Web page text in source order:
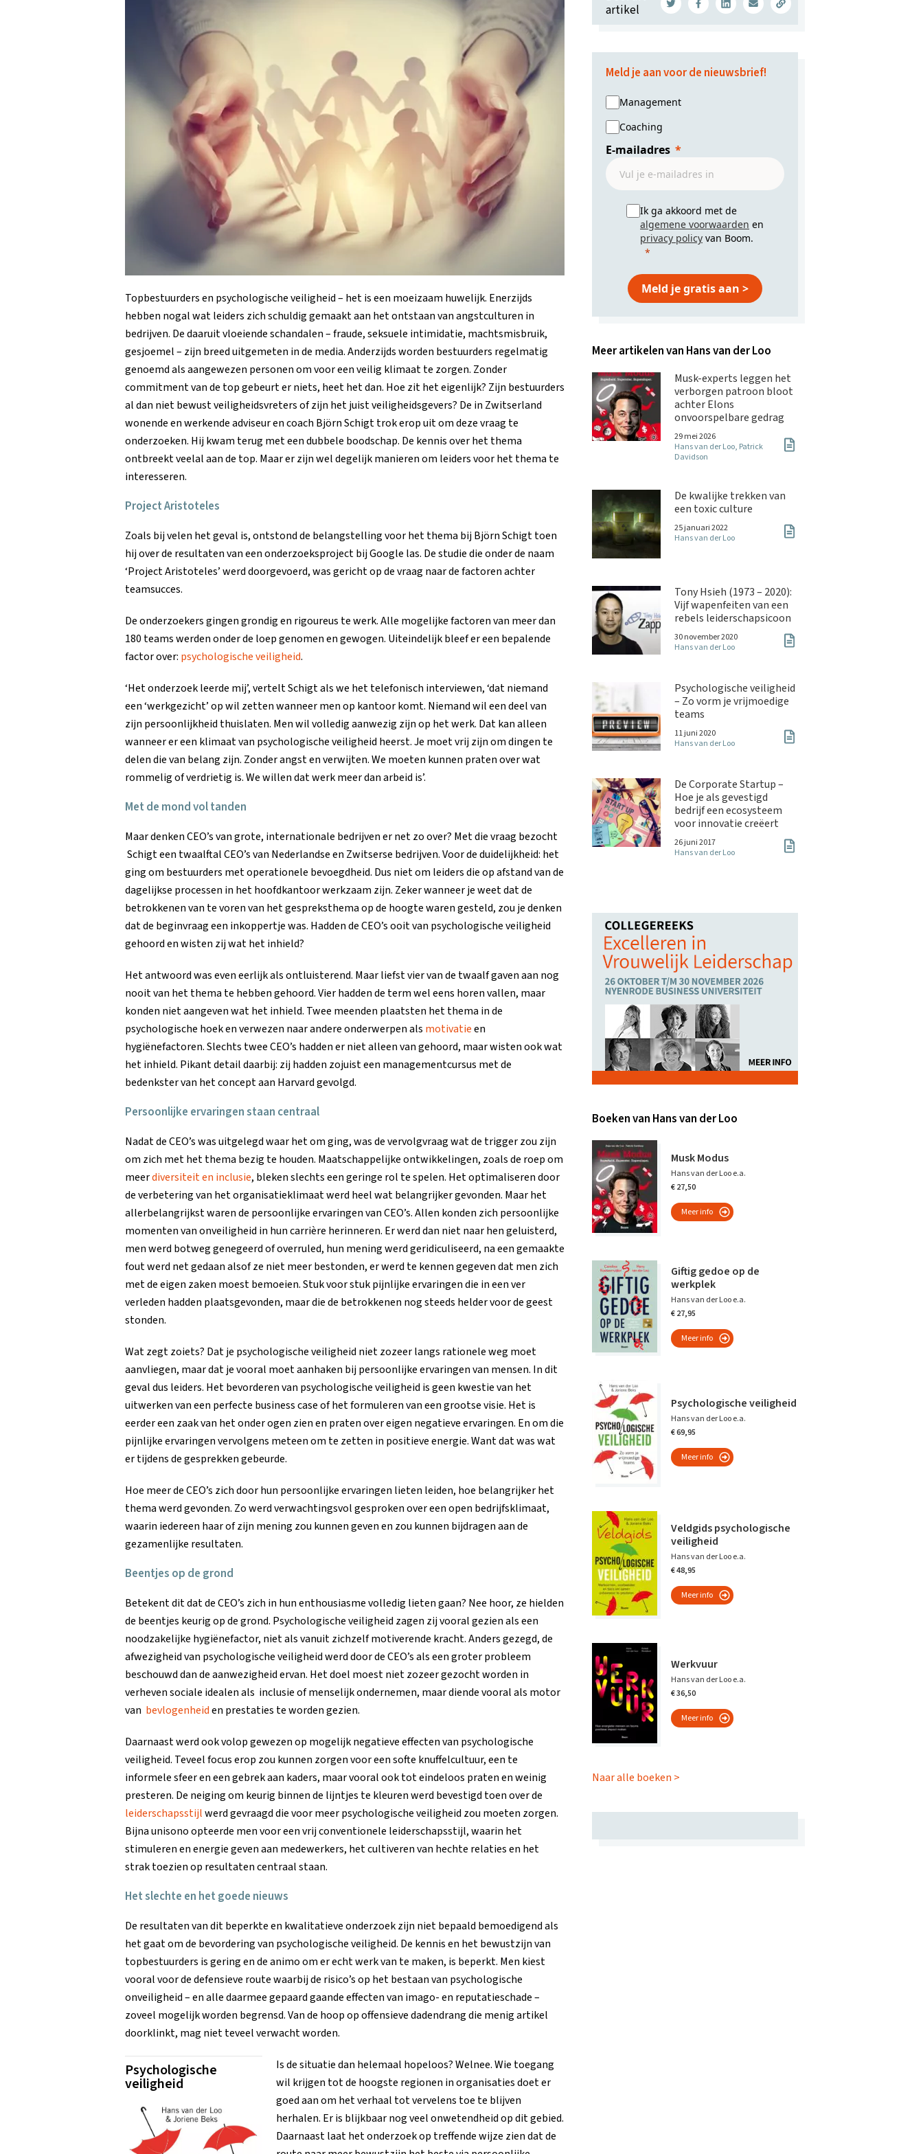
Topbestuurders en psychologische veiligheid – het is een moeizaam huwelijk. Enerzijds
hebben nogal wat leiders zich schuldig gemaakt aan het ontstaan van angstculturen in
bedrijven. De daaruit vloeiende schandalen – fraude, seksuele intimidatie, machtsmisbruik,
gesjoemel – zijn breed uitgemeten in de media. Anderzijds worden bestuurders regelmatig
genoemd als aangewezen personen om voor een veilig klimaat te zorgen. Zonder
commitment van de top gebeurt er niets, heet het dan. Hoe zit het eigenlijk? Zijn bestuurders
al dan niet bewust veiligheidsvreters of zijn het juist veiligheidsgevers? De in Zwitserland
wonende en werkende adviseur en coach Björn Schigt trok erop uit om deze vraag te
onderzoeken. Hij kwam terug met een dubbele boodschap. De kennis over het thema
ontbreekt veelal aan de top. Maar er zijn wel degelijk manieren om leiders voor het thema te
interesseren.
Project Aristoteles
Zoals bij velen het geval is, ontstond de belangstelling voor het thema bij Björn Schigt toen
hij over de resultaten van een onderzoeksproject bij Google las. De studie die onder de naam
‘Project Aristoteles’ werd doorgevoerd, was gericht op de vraag naar de factoren achter
teamsucces.
De onderzoekers gingen grondig en rigoureus te werk. Alle mogelijke factoren van meer dan
180 teams werden onder de loep genomen en gewogen. Uiteindelijk bleef er een bepalende
factor over: psychologische veiligheid.
‘Het onderzoek leerde mij’, vertelt Schigt als we het telefonisch interviewen, ‘dat niemand
een ‘werkgezicht’ op wil zetten wanneer men op kantoor komt. Niemand wil een deel van
zijn persoonlijkheid thuislaten. Men wil volledig aanwezig zijn op het werk. Dat kan alleen
wanneer er een klimaat van psychologische veiligheid heerst. Je moet vrij zijn om dingen te
delen die van belang zijn. Zonder angst en verwijten. We moeten kunnen praten over wat
rommelig of verdrietig is. We willen dat werk meer dan arbeid is’.
Met de mond vol tanden
Maar denken CEO’s van grote, internationale bedrijven er net zo over? Met die vraag bezocht
Schigt een twaalftal CEO’s van Nederlandse en Zwitserse bedrijven. Voor de duidelijkheid: het
ging om bestuurders met operationele bevoegdheid. Dus niet om leiders die op afstand van de
dagelijkse processen in het hoofdkantoor werkzaam zijn. Zeker wanneer je weet dat de
betrokkenen van te voren van het gespreksthema op de hoogte waren gesteld, zou je denken
dat de beginvraag een inkoppertje was. Hadden de CEO’s ooit van psychologische veiligheid
gehoord en wisten zij wat het inhield?
Het antwoord was even eerlijk als ontluisterend. Maar liefst vier van de twaalf gaven aan nog
nooit van het thema te hebben gehoord. Vier hadden de term wel eens horen vallen, maar
konden niet aangeven wat het inhield. Twee meenden plaatsten het thema in de
psychologische hoek en verwezen naar andere onderwerpen als motivatieen
hygiënefactoren. Slechts twee CEO’s hadden er niet alleen van gehoord, maar wisten ook wat
het inhield. Pikant detail daarbij: zij hadden zojuist een managementcursus met de
bedenkster van het concept aan Harvard gevolgd.
Persoonlijke ervaringen staan centraal
Nadat de CEO’s was uitgelegd waar het om ging, was de vervolgvraag wat de trigger zou zijn
om zich met het thema bezig te houden. Maatschappelijke ontwikkelingen, zoals de roep om
meerdiversiteit en inclusie, bleken slechts een geringe rol te spelen. Het optimaliseren door
de verbetering van het organisatieklimaat werd heel wat belangrijker gevonden. Maar het
allerbelangrijkst waren de persoonlijke ervaringen van CEO’s. Allen konden zich persoonlijke
momenten van onveiligheid in hun carrière herinneren. Er werd dan niet naar hen geluisterd,
men werd botweg genegeerd of overruled, hun mening werd geridiculiseerd, na een gemaakte
fout werd net gedaan alsof ze niet meer bestonden, er werd te kennen gegeven dat men zich
met de eigen zaken moest bemoeien. Stuk voor stuk pijnlijke ervaringen die in een ver
verleden hadden plaatsgevonden, maar die de betrokkenen nog steeds helder voor de geest
stonden.
Wat zegt zoiets? Dat je psychologische veiligheid niet zozeer langs rationele weg moet
aanvliegen, maar dat je vooral moet aanhaken bij persoonlijke ervaringen van mensen. In dit
geval dus leiders. Het bevorderen van psychologische veiligheid is geen kwestie van het
uitwerken van een perfecte business case of het formuleren van een grootse visie. Het is
eerder een zaak van het onder ogen zien en praten over eigen negatieve ervaringen. En om die
pijnlijke ervaringen vervolgens meteen om te zetten in positieve energie. Want dat was wat
er tijdens de gesprekken gebeurde.
Hoe meer de CEO’s zich door hun persoonlijke ervaringen lieten leiden, hoe belangrijker het
thema werd gevonden. Zo werd verwachtingsvol gesproken over een open bedrijfsklimaat,
waarin iedereen haar of zijn mening zou kunnen geven en zou kunnen bijdragen aan de
gezamenlijke resultaten.
Beentjes op de grond
Betekent dit dat de CEO’s zich in hun enthousiasme volledig lieten gaan? Nee hoor, ze hielden
de beentjes keurig op de grond. Psychologische veiligheid zagen zij vooral gezien als een
noodzakelijke hygiënefactor, niet als vanuit zichzelf motiverende kracht. Anders gezegd, de
afwezigheid van psychologische veiligheid werd door de CEO’s als een groter probleem
beschouwd dan de aanwezigheid ervan. Het doel moest niet zozeer gezocht worden in
verheven sociale idealen als inclusie of menselijk ondernemen, maar diende vooral als motor
van bevlogenheiden prestaties te worden gezien.
Daarnaast werd ook volop gewezen op mogelijk negatieve effecten van psychologische
veiligheid. Teveel focus erop zou kunnen zorgen voor een softe knuffelcultuur, een te
informele sfeer en een gebrek aan kaders, maar vooral ook tot eindeloos praten en weinig
presteren. De neiging om keurig binnen de lijntjes te kleuren werd bevestigd toen over de
leiderschapsstijlwerd gevraagd die voor meer psychologische veiligheid zou moeten zorgen.
Bijna unisono opteerde men voor een vrij conventionele leiderschapsstijl, waarin het
stimuleren en energie geven aan medewerkers, het cultiveren van hechte relaties en het
strak toezien op resultaten centraal staan.
Het slechte en het goede nieuws
De resultaten van dit beperkte en kwalitatieve onderzoek zijn niet bepaald bemoedigend als
het gaat om de bevordering van psychologische veiligheid. De kennis en het bewustzijn van
topbestuurders is gering en de animo om er echt werk van te maken, is beperkt. Men kiest
vooral voor de defensieve route waarbij de risico’s op het bestaan van psychologische
onveiligheid – en alle daarmee gepaard gaande effecten van imago- en reputatieschade –
zoveel mogelijk worden begrensd. Van de hoop op offensieve dadendrang die menig artikel
doorklinkt, mag niet teveel verwacht worden.
Psychologische
veiligheid
Is de situatie dan helemaal hopeloos? Welnee. Wie toegang
wil krijgen tot de hoogste regionen in organisaties doet er
goed aan om het verhaal tot vervelens toe te blijven
herhalen. Er is blijkbaar nog veel onwetendheid op dit gebied.
Daarnaast laat het onderzoek op treffende wijze zien dat de
artikel
Meld je aan voor de nieuwsbrief!
Management
Coaching
E-mailadres
Ik ga akkoord met de
algemene voorwaarden en
privacy policy van Boom.
Meld je gratis aan >
Meer artikelen van Hans van der Loo
Musk-experts leggen het
verborgen patroon bloot
achter Elons
onvoorspelbare gedrag
29 mei 2026
Hans van der Loo, Patrick
Davidson
De kwalijke trekken van
een toxic culture
25 januari 2022
Hans van der Loo
Tony Hsieh (1973 – 2020):
Vijf wapenfeiten van een
rebels leiderschapsicoon
30 november 2020
Hans van der Loo
Psychologische veiligheid
– Zo vorm je vrijmoedige
teams
11 juni 2020
Hans van der Loo
De Corporate Startup –
Hoe je als gevestigd
bedrijf een ecosysteem
voor innovatie creëert
26 juni 2017
Hans van der Loo
Boeken van Hans van der Loo
Musk Modus
Hans van der Loo e.a.
€ 27,50
Meer info
Giftig gedoe op de
werkplek
Hans van der Loo e.a.
€ 27,95
Meer info
Psychologische veiligheid
Hans van der Loo e.a.
€ 69,95
Meer info
Veldgids psychologische
veiligheid
Hans van der Loo e.a.
€ 48,95
Meer info
Werkvuur
Hans van der Loo e.a.
€ 36,50
Meer info
Naar alle boeken >